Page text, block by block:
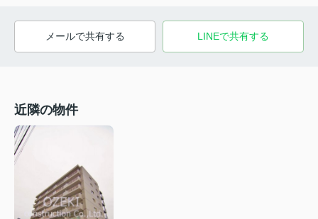
メールで共有する LINEで共有する
近隣の物件